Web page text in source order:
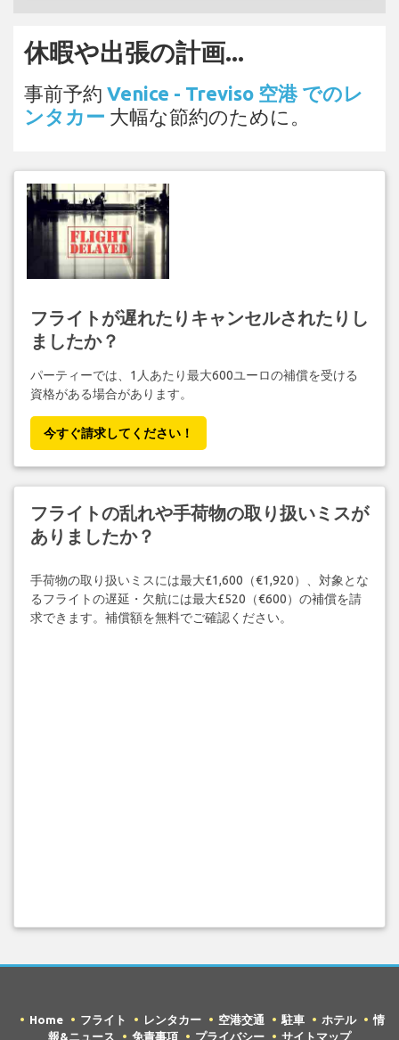
休暇や出張の計画...
事前予約 Venice - Treviso 空港 でのレ
ンタカー 大幅な節約のために。
フライトが遅れたりキャンセルされたりし
ましたか？
パーティーでは、1人あたり最大600ユーロの補償を受ける
資格がある場合があります。
今すぐ請求してください！
フライトの乱れや手荷物の取り扱いミスが
ありましたか？
手荷物の取り扱いミスには最大£1,600（€1,920）、対象とな
るフライトの遅延・欠航には最大£520（€600）の補償を請
求できます。補償額を無料でご確認ください。
Home フライト レンタカー 空港交通 駐車 ホテル
情
報&ニュース
免責事項 プライバシー サイトマップ